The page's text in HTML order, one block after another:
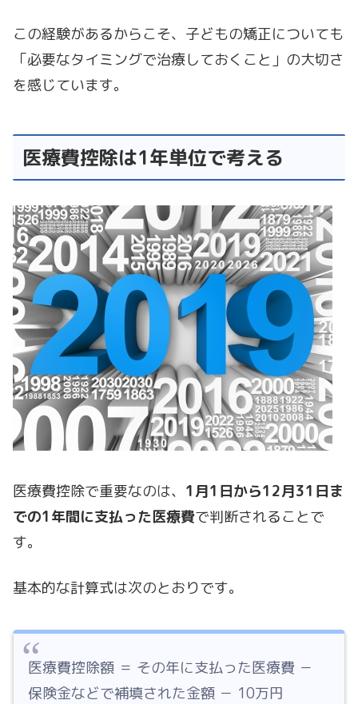
この経験があるからこそ、子どもの矯正についても
「必要なタイミングで治療しておくこと」の大切さ
を感じています。
医療費控除は1年単位で考える
医療費控除で重要なのは、 1月1日から12月31日ま
での1年間に支払った医療費で判断されることで
す。
基本的な計算式は次のとおりです。
医療費控除額 ＝ その年に支払った医療費 －
保険金などで補填された金額 － 10万円